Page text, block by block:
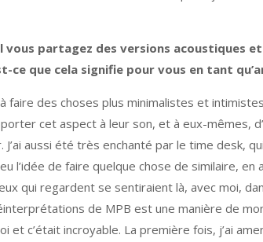
partagez des versions acoustiques
ce que cela signifie pour vous en tant
des choses plus minimalistes et
cet aspect à leur son, et à eux-mêmes,
aussi été très enchanté par le time desk,
l’idée de faire quelque chose de similaire,
qui regardent se sentiraient là, avec moi,
de MPB est une manière de
c’était incroyable. La première fois, j’ai